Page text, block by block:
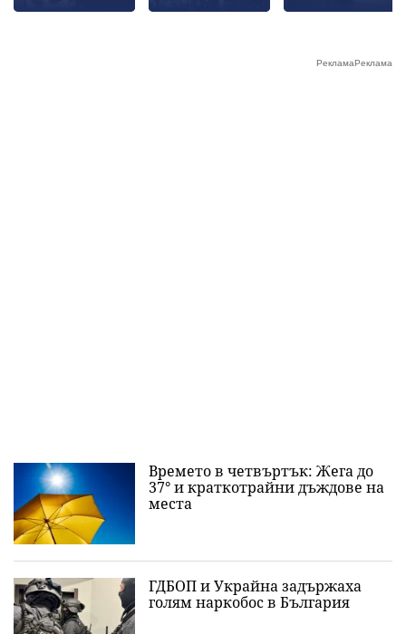
Времето в четвъртък: Жега до
37° и краткотрайни дъждове на
места
ГДБОП и Украйна задържаха
голям наркобос в България